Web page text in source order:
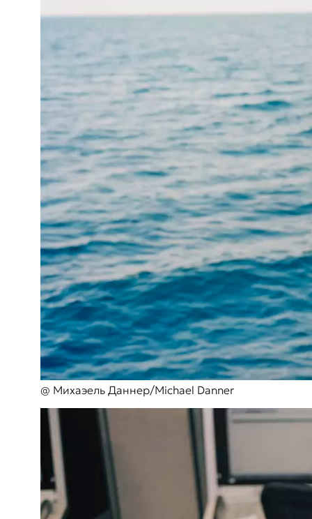
@ Михаэель Даннер/Michael Danner